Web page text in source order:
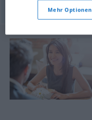
Mehr Optionen